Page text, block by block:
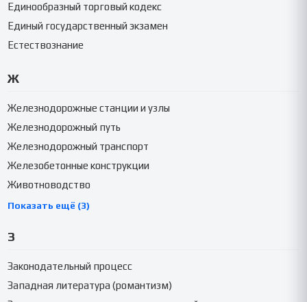
Единообразный торговый кодекс
Единый государственный экзамен
Естествознание
Ж
Железнодорожные станции и узлы
Железнодорожный путь
Железнодорожный транспорт
Железобетонные конструкции
Животноводство
Показать ещё (3)
З
Законодательный процесс
Западная литература (романтизм)